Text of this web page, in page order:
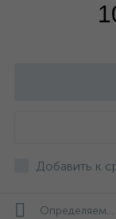
Добавить к
Определяем...